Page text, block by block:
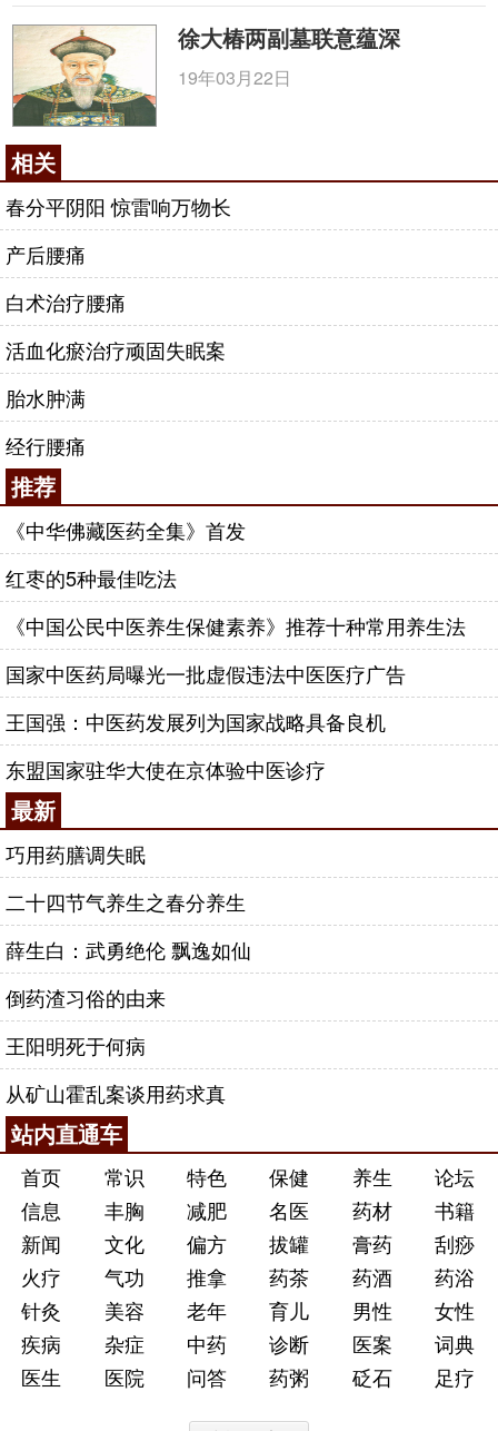
徐大椿两副墓联意蕴深
19年03月22日
相关
春分平阴阳 惊雷响万物长
产后腰痛
白术治疗腰痛
活血化瘀治疗顽固失眠案
胎水肿满
经行腰痛
推荐
《中华佛藏医药全集》首发
红枣的5种最佳吃法
《中国公民中医养生保健素养》推荐十种常用养生法
国家中医药局曝光一批虚假违法中医医疗广告
王国强：中医药发展列为国家战略具备良机
东盟国家驻华大使在京体验中医诊疗
最新
巧用药膳调失眠
二十四节气养生之春分养生
薛生白：武勇绝伦 飘逸如仙
倒药渣习俗的由来
王阳明死于何病
从矿山霍乱案谈用药求真
站内直通车
首页 常识 特色 保健 养生
论坛
信息
丰胸 减肥 名医 药材
书籍
新闻
文化 偏方 拔罐 膏药
刮痧
火疗
气功 推拿 药茶 药酒
药浴
针灸
美容 老年 育儿 男性
女性
疾病
杂症 中药 诊断 医案
词典
医生
医院 问答 药粥 砭石 足疗